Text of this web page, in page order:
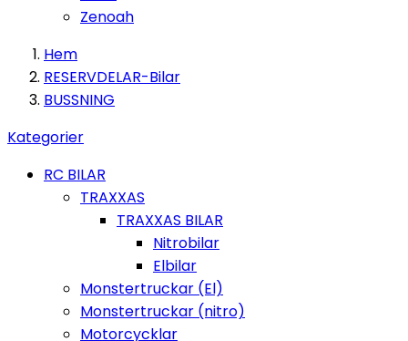
Zenoah
Hem
RESERVDELAR-Bilar
BUSSNING
Kategorier
RC BILAR
TRAXXAS
TRAXXAS BILAR
Nitrobilar
Elbilar
Monstertruckar (El)
Monstertruckar (nitro)
Motorcycklar